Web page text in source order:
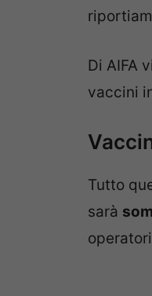
Di AIFA
vaccini
Tutto
sarà